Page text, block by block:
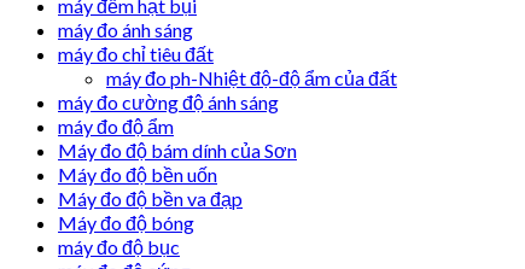
máy đếm hạt bụi
máy đo ánh sáng
máy đo chỉ tiêu đất
máy đo ph-Nhiệt độ-độ ẩm của đất
máy đo cường độ ánh sáng
máy đo độ ẩm
Máy đo độ bám dính của Sơn
Máy đo độ bền uốn
Máy đo độ bền va đạp
Máy đo độ bóng
máy đo độ bục